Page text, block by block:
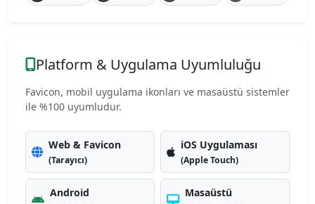
Platform & Uygulama Uyumluluğu
Favicon, mobil uygulama ikonları ve masaüstü sistemler
ile %100 uyumludur.
Web & Favicon
(Tarayıcı)
iOS Uygulaması
(Apple Touch)
Android Masaüstü